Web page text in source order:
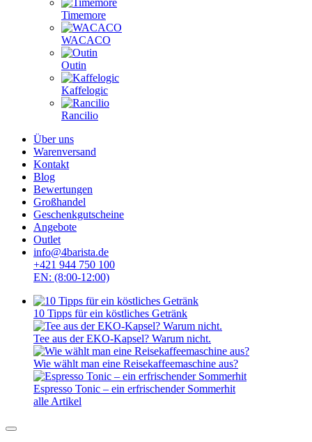
Timemore
WACACO
Outin
Kaffelogic
Rancilio
Über uns
Warenversand
Kontakt
Blog
Bewertungen
Großhandel
Geschenkgutscheine
Angebote
Outlet
info@4barista.de
+421 944 750 100
EN: (8:00-12:00)
10 Tipps für ein köstliches Getränk
Tee aus der EKO-Kapsel? Warum nicht.
Wie wählt man eine Reisekaffeemaschine aus?
Espresso Tonic – ein erfrischender Sommerhit
alle Artikel